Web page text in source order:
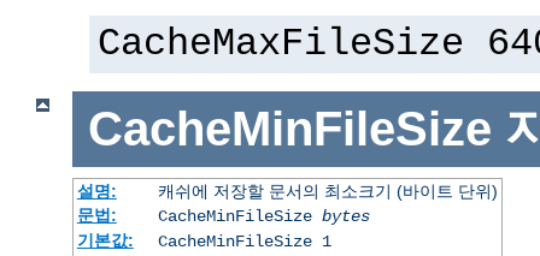
CacheMaxFileSize
CacheMinFileSize
설명:
캐쉬에 저장할 문서의 최소크기 (바이트 단위)
문법:
CacheMinFileSize bytes
기본값:
CacheMinFileSize 1